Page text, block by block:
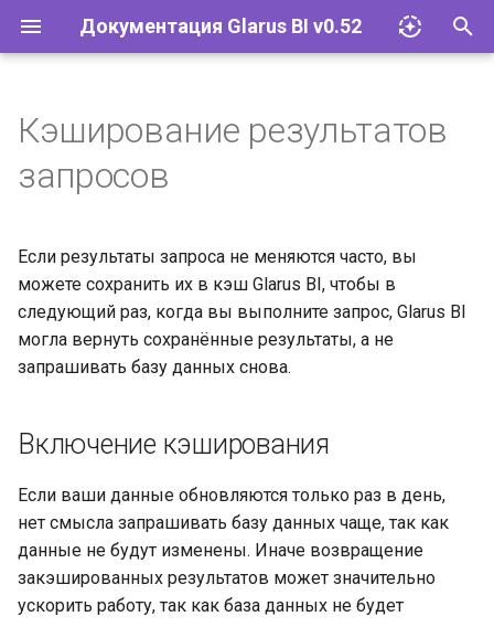
Документация Glarus BI v0.52
ц
л
и
а
я
п
Импорт файлов Excel
Визуализации
Дашборды
Моделирование данных
Glarus AI
Соответствие 152-ФЗ
Сетевые требования и SLA
Glarus BI и Claude AI
Установка и эксплуатация
Управление плагинами
Базы данных
Учётные записи и группы
производительность
Встраивание
Решение проблем
Документация API Glarus BI
Кэширование результатов
запросов
Если результаты запроса не меняются часто, вы
можете сохранить их в кэш Glarus BI, чтобы в
следующий раз, когда вы выполните запрос, Glarus BI
могла вернуть сохранённые результаты, а не
запрашивать базу данных снова.
Включение кэширования
Если ваши данные обновляются только раз в день,
нет смысла запрашивать базу данных чаще, так как
данные не будут изменены. Иначе возвращение
закэшированных результатов может значительно
ускорить работу, так как база данных не будет